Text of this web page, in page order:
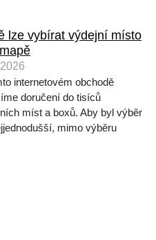
lze vybírat výdejní místo
internetovém obchodě
doručení do tisíců
míst a boxů. Aby byl výběr
mimo výběru